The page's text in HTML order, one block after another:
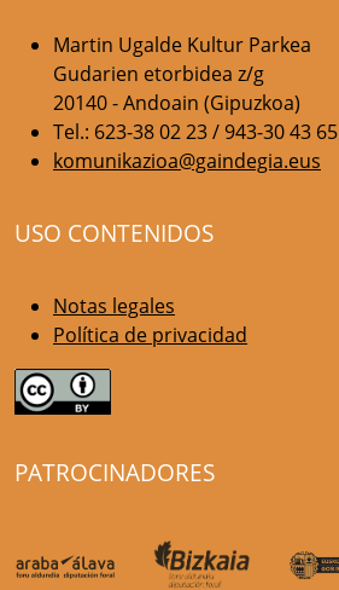
Martin Ugalde Kultur Parkea
Gudarien etorbidea z/g
20140 - Andoain (Gipuzkoa)
Tel.: 623-38 02 23 / 943-30 43 65
komunikazioa@gaindegia.eus
USO CONTENIDOS
Notas legales
Política de privacidad
PATROCINADORES